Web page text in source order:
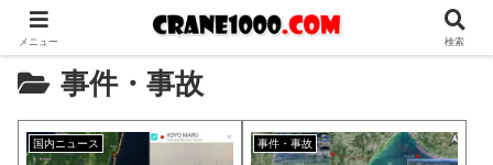
事件・事故
国内ニュース 事件・事故
メニュー 検索